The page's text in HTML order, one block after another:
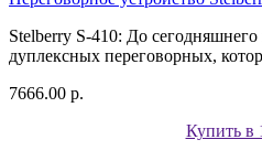
Stelberry S-410: До
дуплексных переговорных,
7666.00 р.
Купить в